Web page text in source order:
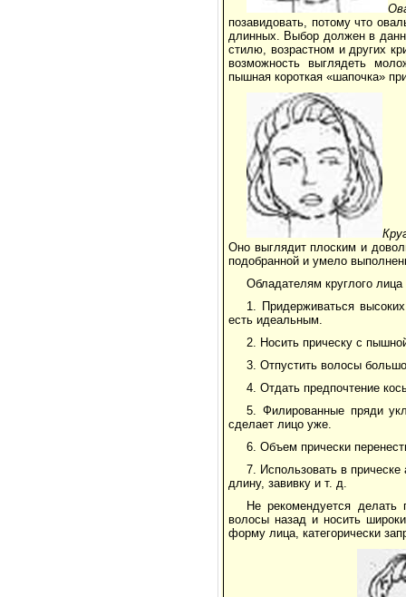
позавидовать, потому что
длинных. Выбор должен в
стилю, возрастном и других
возможность выглядеть
пышная короткая «шапочка»
Оно выглядит плоским и
подобранной и умело
Обладателям круглого
1. Придерживаться
есть идеальным.
2. Носить прическу с
3. Отпустить волосы
4. Отдать предпочтение
5. Филированные пряди
сделает лицо уже.
6. Объем прически
7. Использовать в
длину, завивку и т. д.
Не рекомендуется делать
волосы назад и носить
форму лица, категорически